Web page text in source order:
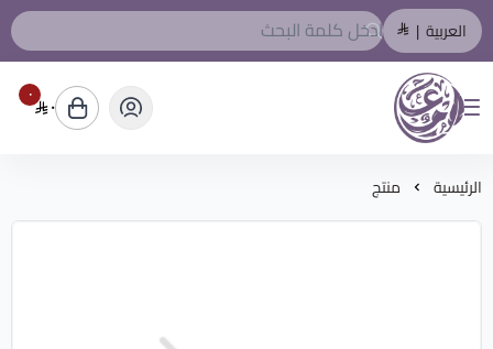
العربية |
المصمم العربي
٠ ٠
الرئيسية منتج